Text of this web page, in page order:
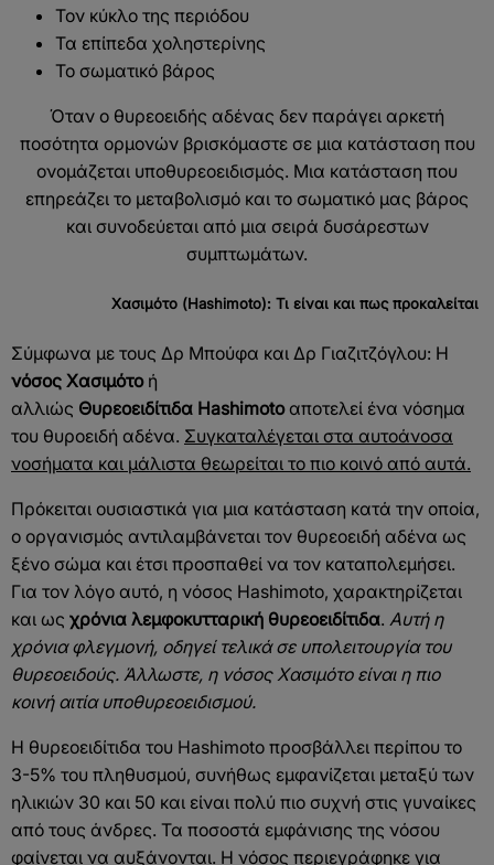
Τον κύκλο της περιόδου
Τα επίπεδα χοληστερίνης
Το σωματικό βάρος
Όταν ο θυρεοειδής αδένας δεν παράγει αρκετή
ποσότητα ορμονών βρισκόμαστε σε μια κατάσταση που
ονομάζεται υποθυρεοειδισμός. Μια κατάσταση που
επηρεάζει το μεταβολισμό και το σωματικό μας βάρος
και συνοδεύεται από μια σειρά δυσάρεστων
συμπτωμάτων.
Χασιμότο (Hashimoto): Τι είναι και πως προκαλείται
Σύμφωνα με τους Δρ Μπούφα και Δρ Γιαζιτζόγλου: Η
νόσος Χασιμότοή
αλλιώς Θυρεοειδίτιδα Hashimotoαποτελεί ένα νόσημα
του θυροειδή αδένα. Συγκαταλέγεται στα αυτοάνοσα
νοσήματα και μάλιστα θεωρείται το πιο κοινό από αυτά.
Πρόκειται ουσιαστικά για μια κατάσταση κατά την οποία,
ο οργανισμός αντιλαμβάνεται τον θυρεοειδή αδένα ως
ξένο σώμα και έτσι προσπαθεί να τον καταπολεμήσει.
Για τον λόγο αυτό, η νόσος Hashimoto, χαρακτηρίζεται
και ως χρόνια λεμφοκυτταρική θυρεοειδίτιδα. Αυτή η
χρόνια φλεγμονή, οδηγεί τελικά σε υπολειτουργία του
θυρεοειδούς. Άλλωστε, η νόσος Χασιμότο είναι η πιο
κοινή αιτία υποθυρεοειδισμού.
Η θυρεοειδίτιδα του Hashimoto προσβάλλει περίπου το
3-5% του πληθυσμού, συνήθως εμφανίζεται μεταξύ των
ηλικιών 30 και 50 και είναι πολύ πιο συχνή στις γυναίκες
από τους άνδρες. Τα ποσοστά εμφάνισης της νόσου
φαίνεται να αυξάνονται. Η νόσος περιεγράφηκε για